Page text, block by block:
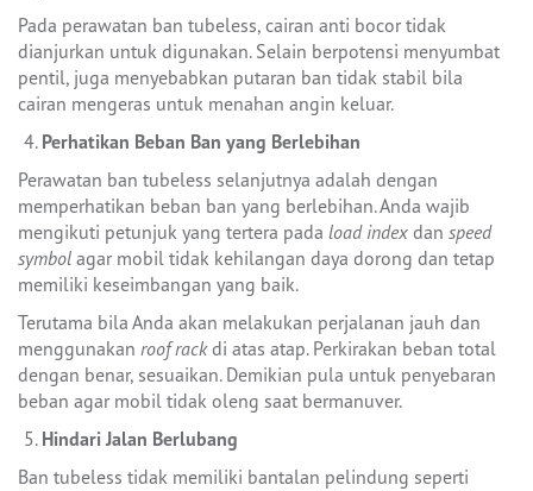
Pada perawatan ban tubeless, cairan anti bocor tidak
dianjurkan untuk digunakan. Selain berpotensi menyumbat
pentil, juga menyebabkan putaran ban tidak stabil bila
cairan mengeras untuk menahan angin keluar.
Perhatikan Beban Ban yang Berlebihan
Perawatan ban tubeless selanjutnya adalah dengan
memperhatikan beban ban yang berlebihan. Anda wajib
mengikuti petunjuk yang tertera pada load index dan speed
symbol agar mobil tidak kehilangan daya dorong dan tetap
memiliki keseimbangan yang baik.
Terutama bila Anda akan melakukan perjalanan jauh dan
menggunakan roof rackdi atas atap. Perkirakan beban total
dengan benar, sesuaikan. Demikian pula untuk penyebaran
beban agar mobil tidak oleng saat bermanuver.
Hindari Jalan Berlubang
Ban tubeless tidak memiliki bantalan pelindung seperti